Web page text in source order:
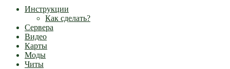
Инструкции
Как сделать?
Сервера
Видео
Карты
Моды
Читы